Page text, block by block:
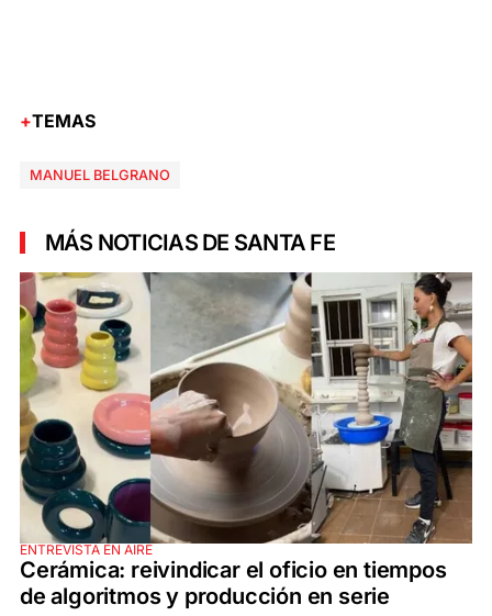
TEMAS
MANUEL BELGRANO
MÁS NOTICIAS DE SANTA FE
ENTREVISTA EN AIRE
Cerámica: reivindicar el oficio en tiempos
de algoritmos y producción en serie